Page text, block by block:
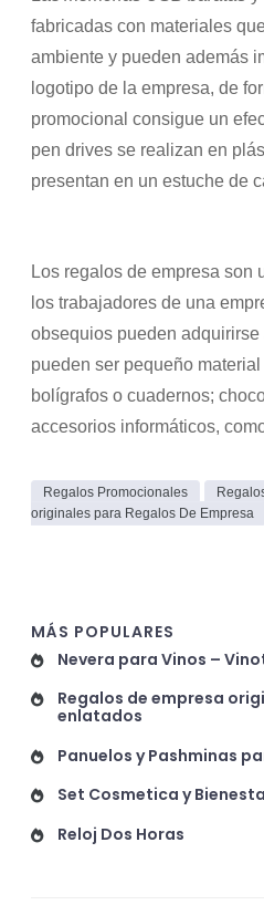
fabricadas con materiales
ambiente y pueden además
logotipo de la empresa, de
promocional consigue un
pen drives se realizan en
presentan en un estuche de
Los regalos de empresa son
los trabajadores de una
obsequios pueden adquirirse
pueden ser pequeño
bolígrafos o cuadernos;
accesorios informáticos,
Regalos Promocionales
originales para Regalos De Empresa
MÁS POPULARES
Nevera para Vinos –
Regalos de empresa
enlatados
Panuelos y Pashminas
Set Cosmetica y
Reloj Dos Horas